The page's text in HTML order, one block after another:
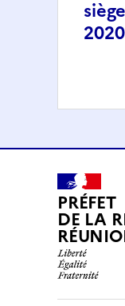
2020
PRÉFET
DE LA